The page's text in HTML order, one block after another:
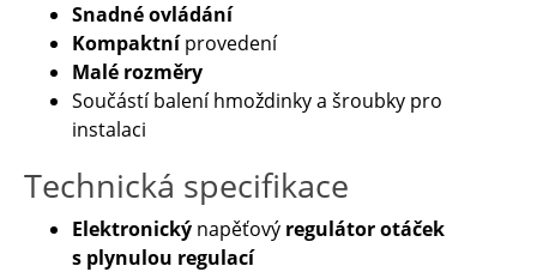
Snadné ovládání
Kompaktníprovedení
Malé rozměry
Součástí balení hmoždinky a šroubky pro
instalaci
Technická specifikace
Elektronický napěťový regulátor otáček
s plynulou regulací